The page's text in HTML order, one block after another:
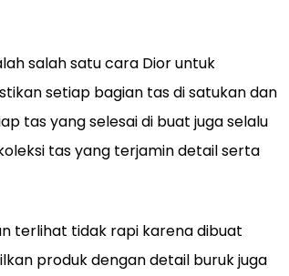
salah satu cara Dior untuk
setiap bagian tas di satukan dan
tas yang selesai di buat juga selalu
tas yang terjamin detail serta
terlihat tidak rapi karena dibuat
produk dengan detail buruk juga